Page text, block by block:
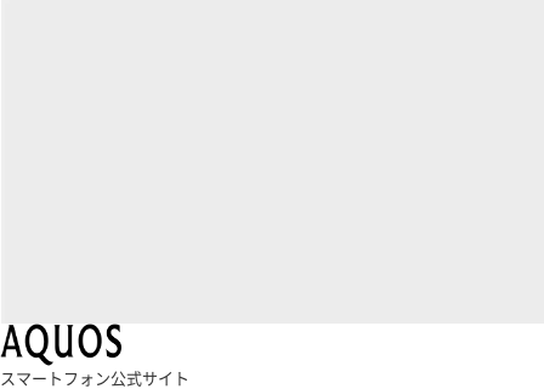
スマートフォン公式サイト